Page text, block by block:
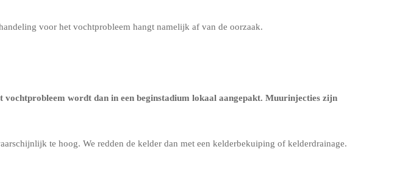
voor het vochtprobleem hangt namelijk af van de oorzaak.
vochtprobleem wordt dan in een beginstadium lokaal aangepakt. Muurinjecties zijn
te hoog. We redden de kelder dan met een kelderbekuiping of kelderdrainage.